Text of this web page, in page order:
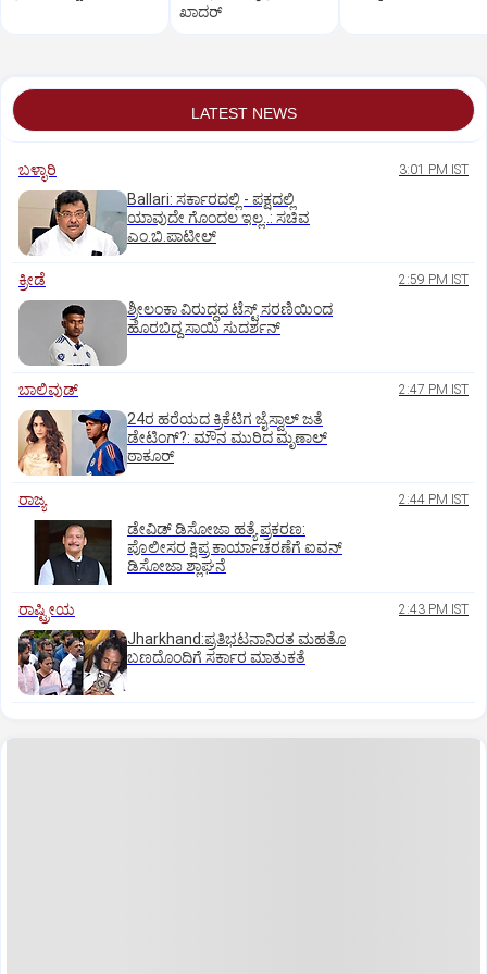
ಖಾದರ್
LATEST NEWS
ಬಳ್ಳಾರಿ 3:01 PM IST
Ballari: ಸರ್ಕಾರದಲ್ಲಿ - ಪಕ್ಷದಲ್ಲಿ
ಯಾವುದೇ ಗೊಂದಲ ಇಲ್ಲ..: ಸಚಿವ
ಎಂ.ಬಿ.ಪಾಟೀಲ್
ಕ್ರೀಡೆ 2:59 PM IST
ಶ್ರೀಲಂಕಾ ವಿರುದ್ಧದ ಟೆಸ್ಟ್ ಸರಣಿಯಿಂದ
ಹೊರಬಿದ್ದ ಸಾಯಿ ಸುದರ್ಶನ್
ಬಾಲಿವುಡ್‌ 2:47 PM IST
24ರ ಹರೆಯದ ಕ್ರಿಕೆಟಿಗ ಜೈಸ್ವಾಲ್‌ ಜತೆ
ಡೇಟಿಂಗ್?:‌ ಮೌನ ಮುರಿದ ಮೃಣಾಲ್‌
ಠಾಕೂರ್
ರಾಜ್ಯ 2:44 PM IST
ಡೇವಿಡ್ ಡಿಸೋಜಾ ಹತ್ಯೆ ಪ್ರಕರಣ:
ಪೊಲೀಸರ ಕ್ಷಿಪ್ರ ಕಾರ್ಯಾಚರಣೆಗೆ ಐವನ್
ಡಿಸೋಜಾ ಶ್ಲಾಘನೆ
ರಾಷ್ಟ್ರೀಯ 2:43 PM IST
Jharkhand:ಪ್ರತಿಭಟನಾನಿರತ ಮಹತೊ
ಬಣದೊಂದಿಗೆ ಸರ್ಕಾರ ಮಾತುಕತೆ